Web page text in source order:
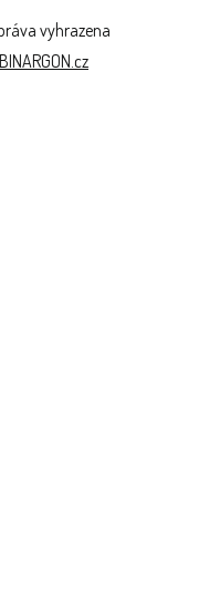
vyhrazena
BINARGON.cz